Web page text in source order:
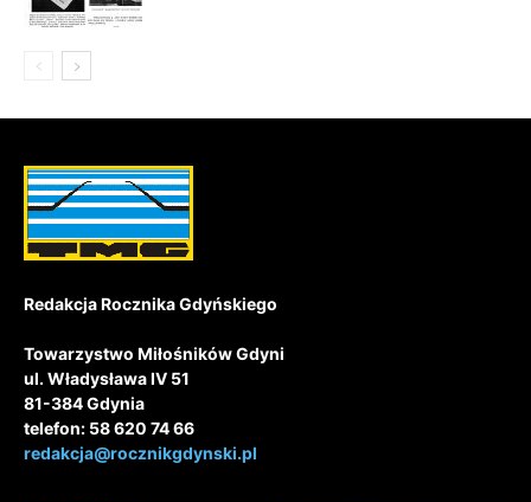
Redakcja Rocznika Gdyńskiego
Towarzystwo Miłośników Gdyni
ul. Władysława IV 51
81-384 Gdynia
telefon: 58 620 74 66
redakcja@rocznikgdynski.pl